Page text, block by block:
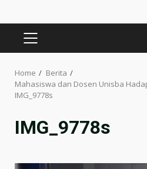
Home
Berita
Mahasiswa dan Dosen Unisba
IMG_9778s
IMG_9778s